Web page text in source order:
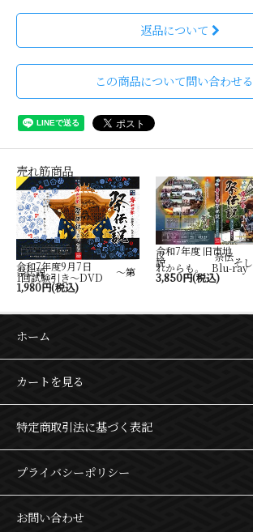
返品について
この商品について問い合わせる
売れ筋商品
令和7年度9月7日
祭伝説 ～第
1回試験引き～DVD
1,980円(税込)
令和7年度 旧市地
区 祭伝
説 そして
れからも。 Blu-ray
3,850円(税込)
ホーム
カートを見る
特定商取引法に基づく表記
プライバシーポリシー
お問い合わせ